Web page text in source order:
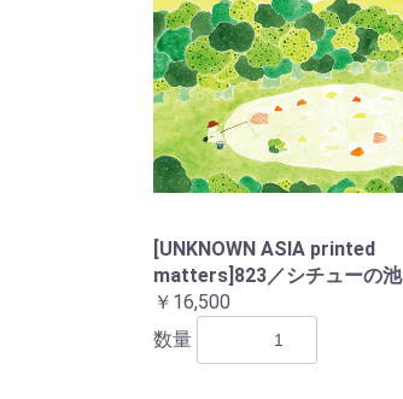
[UNKNOWN ASIA printed
matters]823／シチューの池
￥16,500
数量